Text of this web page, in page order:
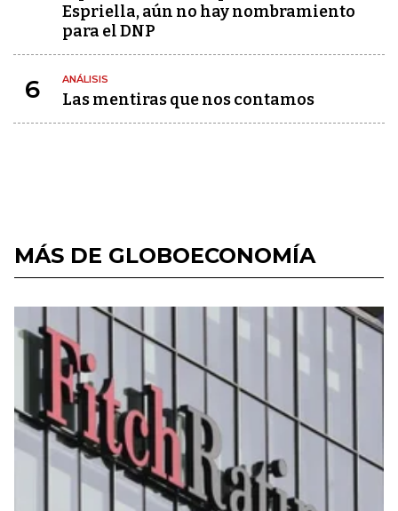
Espriella, aún no hay nombramiento
para el DNP
6 ANÁLISIS
Las mentiras que nos contamos
MÁS DE GLOBOECONOMÍA